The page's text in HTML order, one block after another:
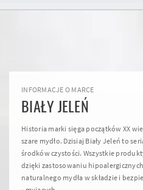
INFORMACJE O MARCE
BIAŁY JELEŃ
Historia marki sięga początków XX
szare mydło. Dzisiaj Biały Jeleń to
środków czystości. Wszystkie
dzięki zastosowaniu
naturalnego mydła w składzie i